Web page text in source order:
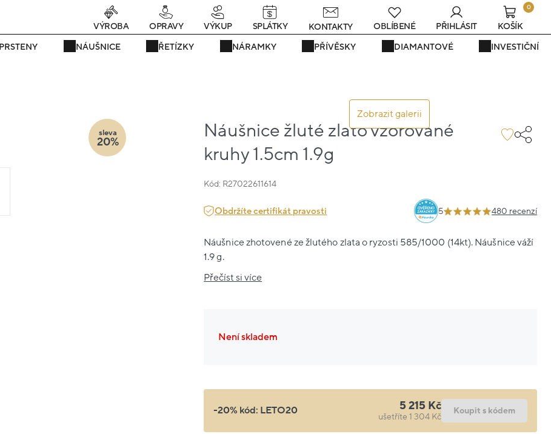
Právě teď! - 20 % na vše! Kód: SRPEN20 25 dní : 17h : 52m : 01s
PRSTENY NÁUŠNICE ŘETÍZKY NÁRAMKY PŘÍVĚSKY DIAMANTOVÉ INVESTIČNÍ
VÝROBA OPRAVY VÝKUP SPLÁTKY KONTAKTY OBLÍBENÉ PŘIHLÁSIT
0
KOŠÍK
Zobrazit galerii
Náušnice žluté zlato vzorované
kruhy 1.5cm 1.9g
Kód: R27022611614
sleva
20%
Obdržíte certifikát pravosti 5 480 recenzí
Náušnice zhotovené ze žlutého zlata o ryzosti 585/1000 (14kt). Náušnice váží
1.9 g.
Přečíst si více
Není skladem
-20% kód: LETO20 5 215 Kč
ušetříte 1 304 Kč
Koupit s kódem